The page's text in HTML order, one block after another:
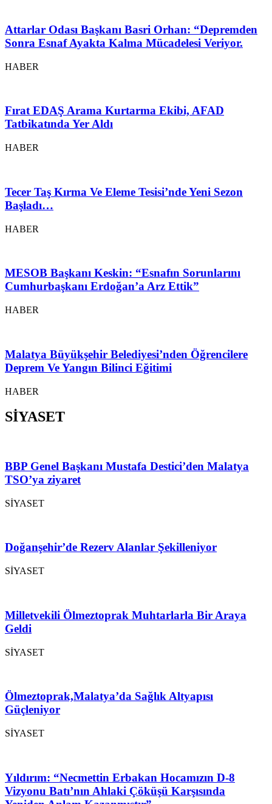
Attarlar Odası Başkanı Basri Orhan: “Depremden
Sonra Esnaf Ayakta Kalma Mücadelesi Veriyor.
HABER
Fırat EDAŞ Arama Kurtarma Ekibi, AFAD
Tatbikatında Yer Aldı
HABER
Tecer Taş Kırma Ve Eleme Tesisi’nde Yeni Sezon
Başladı…
HABER
MESOB Başkanı Keskin: “Esnafın Sorunlarını
Cumhurbaşkanı Erdoğan’a Arz Ettik”
HABER
Malatya Büyükşehir Belediyesi’nden Öğrencilere
Deprem Ve Yangın Bilinci Eğitimi
HABER
SİYASET
BBP Genel Başkanı Mustafa Destici’den Malatya
TSO’ya ziyaret
SİYASET
Doğanşehir’de Rezerv Alanlar Şekilleniyor
SİYASET
Milletvekili Ölmeztoprak Muhtarlarla Bir Araya
Geldi
SİYASET
Ölmeztoprak,Malatya’da Sağlık Altyapısı
Güçleniyor
SİYASET
Yıldırım: “Necmettin Erbakan Hocamızın D-8
Vizyonu Batı’nın Ahlaki Çöküşü Karşısında